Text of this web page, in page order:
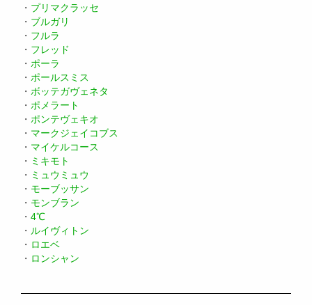
・ プリマクラッセ
・ ブルガリ
・ フルラ
・ フレッド
・ ポーラ
・ ポールスミス
・ ボッテガヴェネタ
・ ポメラート
・ ポンテヴェキオ
・ マークジェイコブス
・ マイケルコース
・ ミキモト
・ ミュウミュウ
・ モーブッサン
・ モンブラン
・ 4℃
・ ルイヴィトン
・ ロエベ
・ ロンシャン